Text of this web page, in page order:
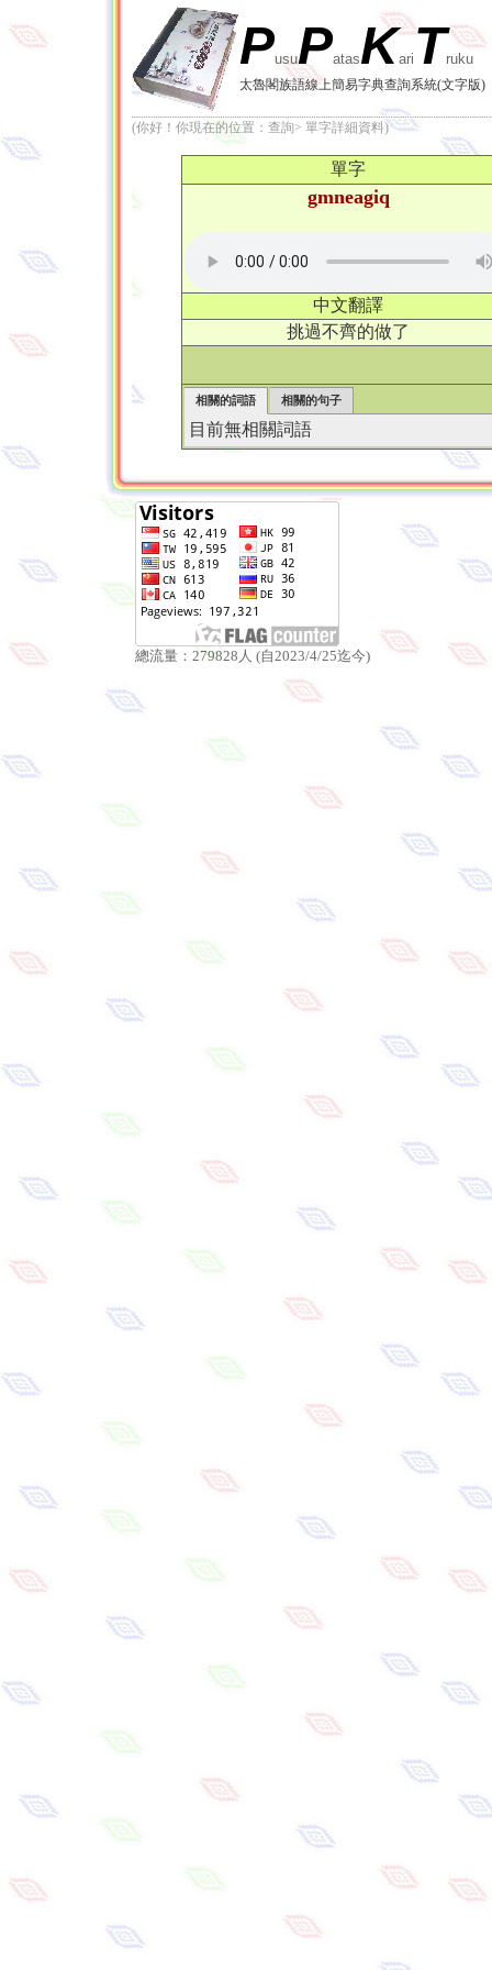
PusuPatasKariTruku
太魯閣族語線上簡易字典查詢系統(文字版)
(你好！你現在的位置：查詢> 單字詳細資料)
單字
gmneagiq
中文翻譯
挑過不齊的做了
相關的詞語 相關的句子
目前無相關詞語
總流量：279828人 (自2023/4/25迄今)